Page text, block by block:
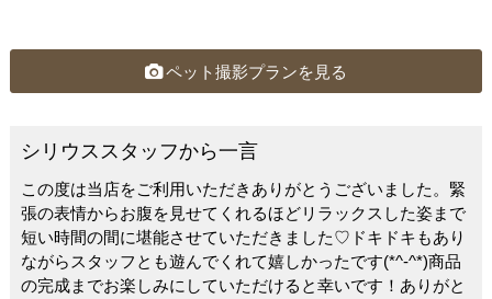
c
o
o
k
e
tt
erペット撮影プランを見る
シリウススタッフから一言
この度は当店をご利用いただきありがとうございました。緊
張の表情からお腹を見せてくれるほどリラックスした姿まで
短い時間の間に堪能させていただきました♡ドキドキもあり
ながらスタッフとも遊んでくれて嬉しかったです(*^-^*)商品
の完成までお楽しみにしていただけると幸いです！ありがと